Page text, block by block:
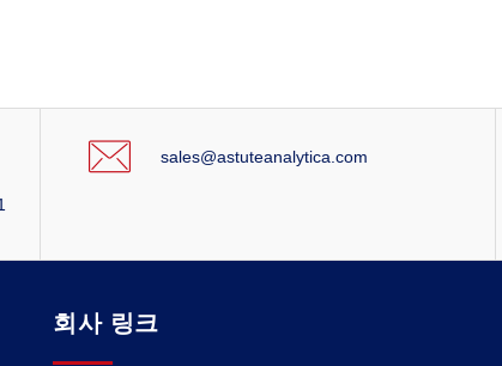
sales@astuteanalytica.com
회사 링크